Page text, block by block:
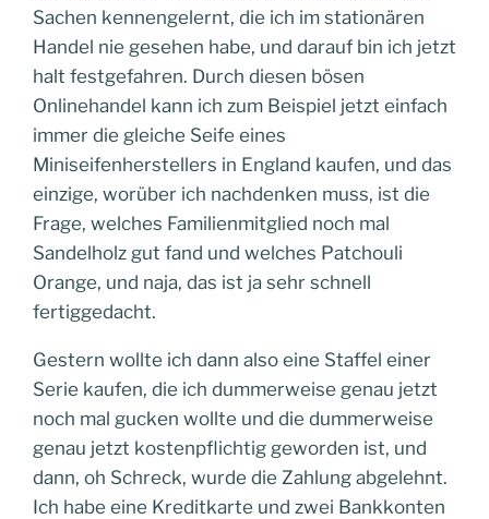
Sachen kennengelernt, die ich im stationären
Handel nie gesehen habe, und darauf bin ich jetzt
halt festgefahren. Durch diesen bösen
Onlinehandel kann ich zum Beispiel jetzt einfach
immer die gleiche Seife eines
Miniseifenherstellers in England kaufen, und das
einzige, worüber ich nachdenken muss, ist die
Frage, welches Familienmitglied noch mal
Sandelholz gut fand und welches Patchouli
Orange, und naja, das ist ja sehr schnell
fertiggedacht.
Gestern wollte ich dann also eine Staffel einer
Serie kaufen, die ich dummerweise genau jetzt
noch mal gucken wollte und die dummerweise
genau jetzt kostenpflichtig geworden ist, und
dann, oh Schreck, wurde die Zahlung abgelehnt.
Ich habe eine Kreditkarte und zwei Bankkonten